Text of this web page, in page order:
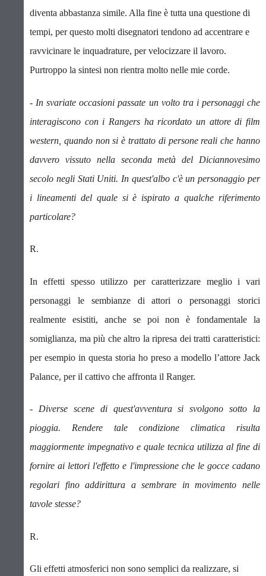
diventa abbastanza simile. Alla fine è tutta una questione di
tempi, per questo molti disegnatori tendono ad accentrare e
ravvicinare le inquadrature, per velocizzare il lavoro.
Purtroppo la sintesi non rientra molto nelle mie corde.
- In svariate occasioni passate un volto tra i personaggi che
interagiscono con i Rangers ha ricordato un attore di film
western, quando non si è trattato di persone reali che hanno
davvero vissuto nella seconda metà del Diciannovesimo
secolo negli Stati Uniti. In quest'albo c'è un personaggio per
i lineamenti del quale si è ispirato a qualche riferimento
particolare?
R.
In effetti spesso utilizzo per caratterizzare meglio i vari
personaggi le sembianze di attori o personaggi storici
realmente esistiti, anche se poi non è fondamentale la
somiglianza, ma più che altro la ripresa dei tratti caratteristici:
per esempio in questa storia ho preso a modello l’attore Jack
Palance, per il cattivo che affronta il Ranger.
- Diverse scene di quest'avventura si svolgono sotto la
pioggia. Rendere tale condizione climatica risulta
maggiormente impegnativo e quale tecnica utilizza al fine di
fornire ai lettori l'effetto e l'impressione che le gocce cadano
regolari fino addirittura a sembrare in movimento nelle
tavole stesse?
R.
Gli effetti atmosferici non sono semplici da realizzare, si